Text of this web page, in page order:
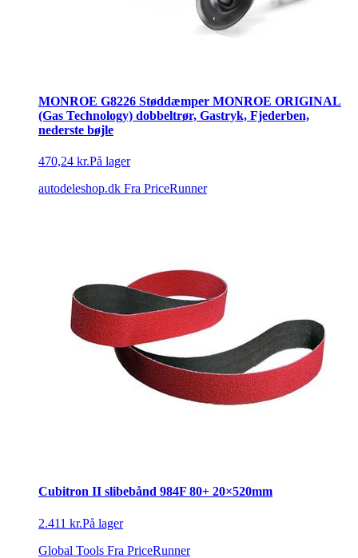
MONROE G8226 Støddæmper MONROE ORIGINAL
(Gas Technology) dobbeltrør, Gastryk, Fjederben,
nederste bøjle
470,24 kr.På lager
autodeleshop.dk Fra PriceRunner
Cubitron II slibebånd 984F 80+ 20×520mm
2.411 kr.På lager
Global Tools Fra PriceRunner